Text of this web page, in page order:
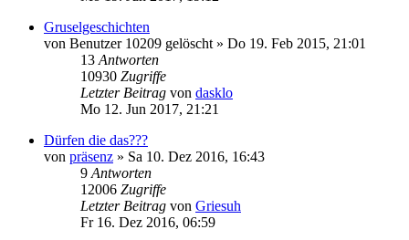
Gruselgeschichten
von Benutzer 10209 gelöscht » Do 19. Feb 2015, 21:01
13 Antworten
10930 Zugriffe
Letzter Beitrag von dasklo
Mo 12. Jun 2017, 21:21
Dürfen die das???
von präsenz » Sa 10. Dez 2016, 16:43
9 Antworten
12006 Zugriffe
Letzter Beitrag von Griesuh
Fr 16. Dez 2016, 06:59